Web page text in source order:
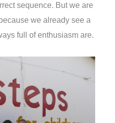
sequence. But we are
we already see a
full of enthusiasm are.